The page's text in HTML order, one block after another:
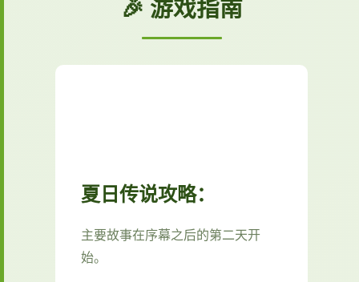
🎉 游戏指南
夏日传说攻略：
主要故事在序幕之后的第二天开
始。